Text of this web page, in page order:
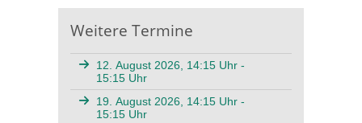
Weitere Termine
12. August 2026, 14:15 Uhr -
15:15 Uhr
19. August 2026, 14:15 Uhr -
15:15 Uhr